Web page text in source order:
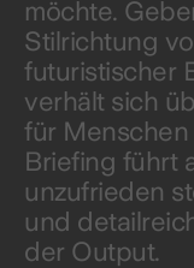
möchte.
Stilrichtung
futuristischer
verhält sich
für Menschen
Briefing führt
unzufrieden
und
der Output.